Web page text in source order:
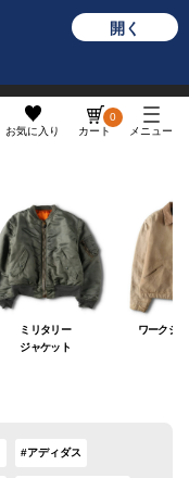
開く
お気に入り カート
0
メニュー
ミリタリー
ジャケット
ワークジ
#アディダス